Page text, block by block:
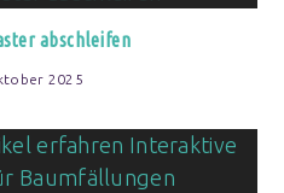
abschleifen
2025